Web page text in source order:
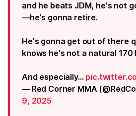
and he beats JDM, he's not
—he's gonna retire.
He's gonna get out of there
knows he's not a natural 170
And especially…
— Red Corner MMA
9, 2025